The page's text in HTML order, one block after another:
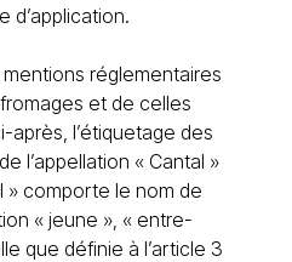
d’application.
réglementaires
et de celles
après, l’étiquetage des
l’appellation « Cantal »
» comporte le nom de
« jeune », « entre-
que définie à l’article 3